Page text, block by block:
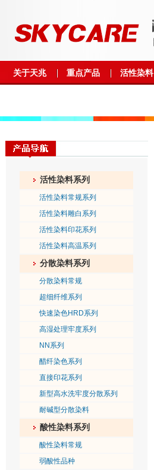
关于天兆 重点产品 活性染料
活性染料系列
活性染料常规系列
活性染料雕白系列
活性染料印花系列
活性染料高温系列
分散染料系列
分散染料常规
超细纤维系列
快速染色HRD系列
高湿处理牢度系列
NN系列
醋纤染色系列
直接印花系列
新型高水洗牢度分散系列
耐碱型分散染料
酸性染料系列
酸性染料常规
弱酸性品种